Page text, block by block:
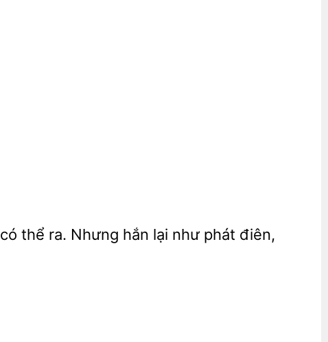
có thể ra. Nhưng hắn lại như phát điên,